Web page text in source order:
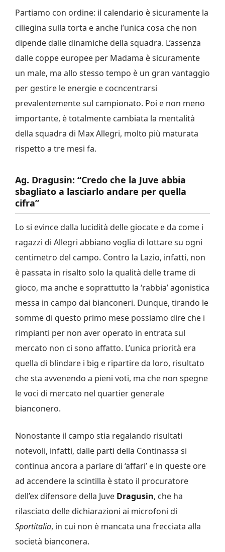
Partiamo con ordine: il calendario è sicuramente la
ciliegina sulla torta e anche l’unica cosa che non
dipende dalle dinamiche della squadra. L’assenza
dalle coppe europee per Madama è sicuramente
un male, ma allo stesso tempo è un gran vantaggio
per gestire le energie e cocncentrarsi
prevalentemente sul campionato. Poi e non meno
importante, è totalmente cambiata la mentalità
della squadra di Max Allegri, molto più maturata
rispetto a tre mesi fa.
Ag. Dragusin: “Credo che la Juve abbia
sbagliato a lasciarlo andare per quella
cifra”
Lo si evince dalla lucidità delle giocate e da come i
ragazzi di Allegri abbiano voglia di lottare su ogni
centimetro del campo. Contro la Lazio, infatti, non
è passata in risalto solo la qualità delle trame di
gioco, ma anche e soprattutto la ‘rabbia’ agonistica
messa in campo dai bianconeri. Dunque, tirando le
somme di questo primo mese possiamo dire che i
rimpianti per non aver operato in entrata sul
mercato non ci sono affatto. L’unica priorità era
quella di blindare i big e ripartire da loro, risultato
che sta avvenendo a pieni voti, ma che non spegne
le voci di mercato nel quartier generale
bianconero.
Nonostante il campo stia regalando risultati
notevoli, infatti, dalle parti della Continassa si
continua ancora a parlare di ‘affari’ e in queste ore
ad accendere la scintilla è stato il procuratore
dell’ex difensore della Juve Dragusin, che ha
rilasciato delle dichiarazioni ai microfoni di
Sportitalia, in cui non è mancata una frecciata alla
società bianconera.